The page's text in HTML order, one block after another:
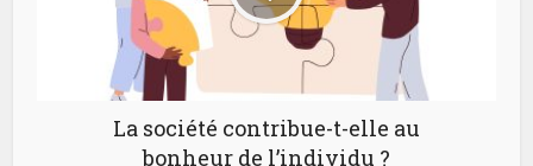
La société contribue-t-elle au
bonheur de l’individu ?